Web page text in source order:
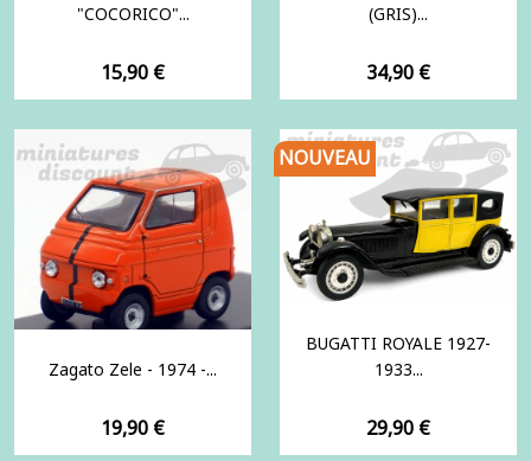
"COCORICO"...
Prix
15,90 €
(GRIS)...
Prix
34,90 €
Zagato Zele - 1974 -...
Prix
19,90 €
BUGATTI ROYALE 1927-
1933...
Prix
29,90 €
NOUVEAU